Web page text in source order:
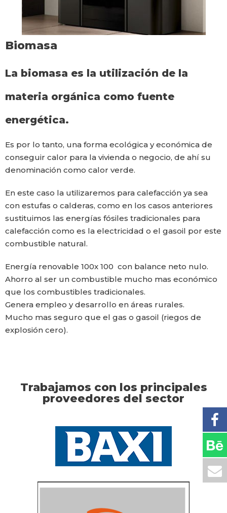
Biomasa
La biomasa es la utilización de la
materia orgánica como fuente
energética.
Es por lo tanto, una forma ecológica y económica de
conseguir calor para la vivienda o negocio, de ahí su
denominación como calor verde.
En este caso la utilizaremos para calefacción ya sea
con estufas o calderas, como en los casos anteriores
sustituimos las energías fósiles tradicionales para
calefacción como es la electricidad o el gasoil por este
combustible natural.
Energía renovable 100x 100 con balance neto nulo.
Ahorro al ser un combustible mucho mas económico
que los combustibles tradicionales.
Genera empleo y desarrollo en áreas rurales.
Mucho mas seguro que el gas o gasoil (riegos de
explosión cero).
Trabajamos con los principales
proveedores del sector